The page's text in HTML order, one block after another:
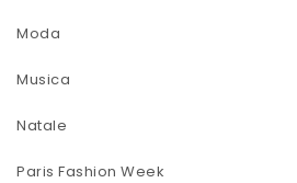
Moda
Musica
Natale
Paris Fashion Week